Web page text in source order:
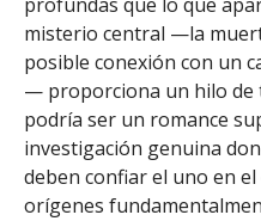
misterio central —la
posible conexión con un
— proporciona un hilo de
podría ser un romance
investigación genuina
deben confiar el uno en
orígenes